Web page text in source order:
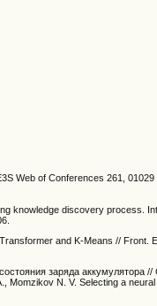
Web of Conferences 261,
knowledge discovery process.
and K-Means // Front.
заряда
Momzikov N. V. Selecting a